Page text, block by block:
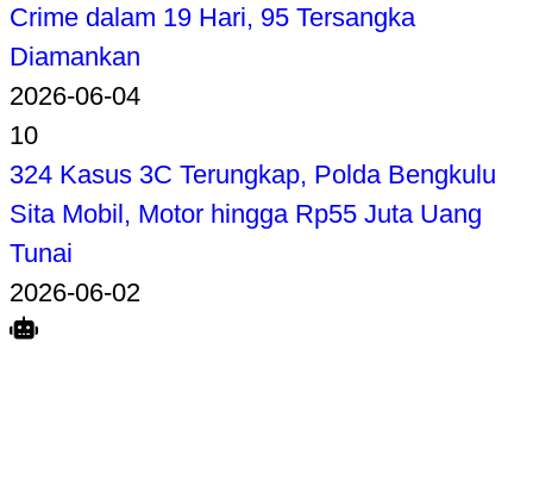
Crime dalam 19 Hari, 95 Tersangka
Diamankan
2026-06-04
10
324 Kasus 3C Terungkap, Polda Bengkulu
Sita Mobil, Motor hingga Rp55 Juta Uang
Tunai
2026-06-02